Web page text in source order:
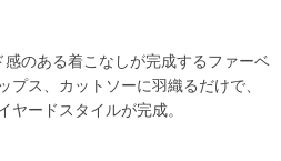
のある着こなしが完成するファーベ
プス、カットソーに羽織るだけで、
ヤードスタイルが完成。